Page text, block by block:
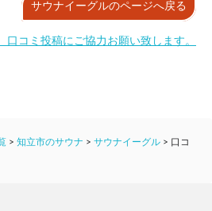
サウナイーグルのページへ戻る
口コミ投稿にご協力お願い致します。
> 知立市のサウナ > サウナイーグル > 口コ